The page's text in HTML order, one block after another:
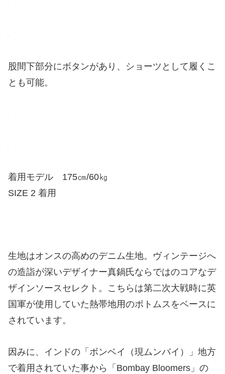
股間下部分にボタンがあり、ショーツとして履くこ
とも可能。
着用モデル 175㎝/60㎏
SIZE 2 着用
生地はオンスの高めのデニム生地。ヴィンテージへ
の造詣が深いデザイナー真鍋氏ならではのコアなデ
ザインソースセレクト。こちらは第二次大戦時に英
国軍が使用していた熱帯地用のボトムスをベースに
されています。
因みに、インドの「ボンベイ（現ムンバイ）」地方
で着用されていた事から「Bombay Bloomers」の